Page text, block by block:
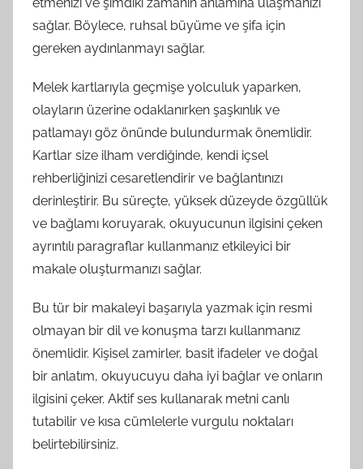
sağlar. Böylece, ruhsal büyüme ve şifa için
gereken aydınlanmayı sağlar.
Melek kartlarıyla geçmişe yolculuk yaparken,
olayların üzerine odaklanırken şaşkınlık ve
patlamayı göz önünde bulundurmak önemlidir.
Kartlar size ilham verdiğinde, kendi içsel
rehberliğinizi cesaretlendirir ve bağlantınızı
derinleştirir. Bu süreçte, yüksek düzeyde özgüllük
ve bağlamı koruyarak, okuyucunun ilgisini çeken
ayrıntılı paragraflar kullanmanız etkileyici bir
makale oluşturmanızı sağlar.
Bu tür bir makaleyi başarıyla yazmak için resmi
olmayan bir dil ve konuşma tarzı kullanmanız
önemlidir. Kişisel zamirler, basit ifadeler ve doğal
bir anlatım, okuyucuyu daha iyi bağlar ve onların
ilgisini çeker. Aktif ses kullanarak metni canlı
tutabilir ve kısa cümlelerle vurgulu noktaları
belirtebilirsiniz.